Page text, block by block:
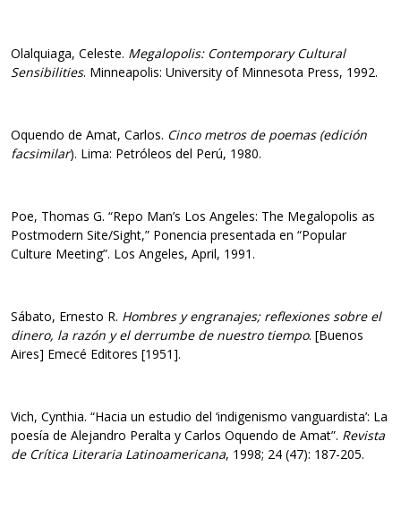
Olalquiaga, Celeste. Megalopolis: Contemporary Cultural
Sensibilities. Minneapolis: University of Minnesota Press, 1992.
Oquendo de Amat, Carlos. Cinco metros de poemas (edición
facsimilar). Lima: Petróleos del Perú, 1980.
Poe, Thomas G. “Repo Man’s Los Angeles: The Megalopolis as
Postmodern Site/Sight,” Ponencia presentada en “Popular
Culture Meeting”. Los Angeles, April, 1991.
Sábato, Ernesto R. Hombres y engranajes; reflexiones sobre el
dinero, la razón y el derrumbe de nuestro tiempo. [Buenos
Aires] Emecé Editores [1951].
Vich, Cynthia. “Hacia un estudio del ‘indigenismo vanguardista’: La
poesía de Alejandro Peralta y Carlos Oquendo de Amat”. Revista
de Crítica Literaria Latinoamericana, 1998; 24 (47): 187-205.